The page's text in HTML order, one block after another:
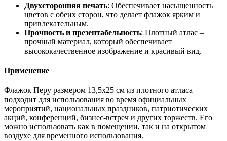
Двухсторонняя печать: Обеспечивает насыщенность
цветов с обеих сторон, что делает флажок ярким и
привлекательным.
Прочность и презентабельность: Плотный атлас –
прочный материал, который обеспечивает
высококачественное изображение и красивый вид.
Применение
Флажок Перу размером 13,5х25 см из плотного атласа
подходит для использования во время официальных
мероприятий, национальных праздников, патриотических
акций, конференций, бизнес-встреч и других торжеств. Его
можно использовать как в помещении, так и на открытом
воздухе для временного использования.